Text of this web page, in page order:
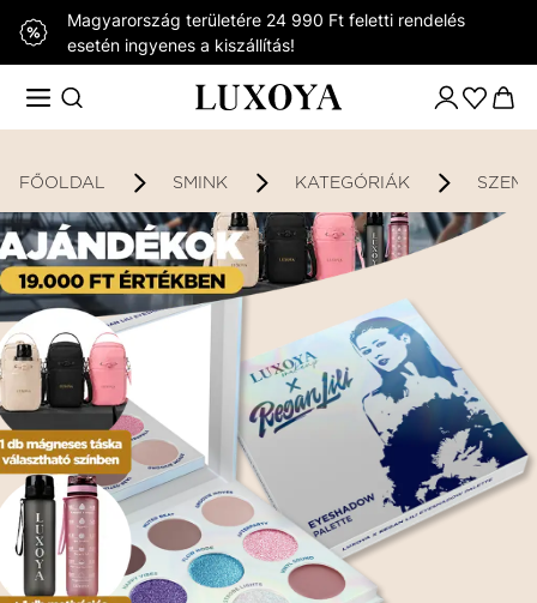
Magyarország területére 24 990 Ft feletti rendelés
esetén ingyenes a kiszállítás!
FŐOLDAL SMINK KATEGÓRIÁK